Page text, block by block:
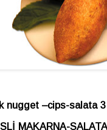
nugget –cips-salata
MAKARNA-SALATA